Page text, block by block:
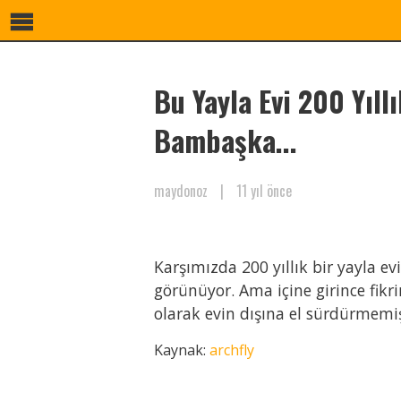
Bu Yayla Evi 200
Bambaşka...
maydonoz | 11 yıl önce
Karşımızda 200 yıllık bir yayla
görünüyor. Ama içine girince
olarak evin dışına el
Kaynak: archfly